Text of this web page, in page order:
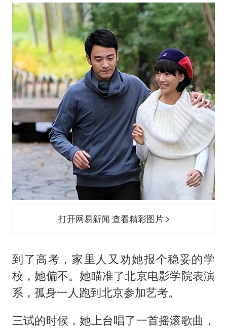
打开网易新闻 查看精彩图片
到了高考，家里人又劝她报个稳妥的学
校，她偏不。她瞄准了北京电影学院表演
系，孤身一人跑到北京参加艺考。
三试的时候，她上台唱了一首摇滚歌曲，